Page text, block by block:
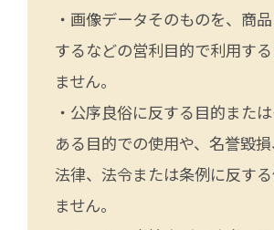
・画像データそのものを、商
するなどの営利目的で利用す
ません。
・公序良俗に反する目的また
ある目的での使用や、名誉毀
法律、法令または条例に反す
ません。